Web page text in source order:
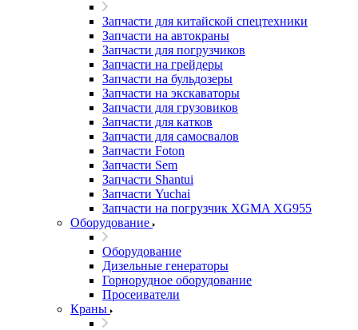
Запчасти для китайской спецтехники
Запчасти на автокраны
Запчасти для погрузчиков
Запчасти на грейдеры
Запчасти на бульдозеры
Запчасти на экскаваторы
Запчасти для грузовиков
Запчасти для катков
Запчасти для самосвалов
Запчасти Foton
Запчасти Sem
Запчасти Shantui
Запчасти Yuchai
Запчасти на погрузчик XGMA XG955
Оборудование
Оборудование
Дизельные генераторы
Горнорудное оборудование
Просеиватели
Краны